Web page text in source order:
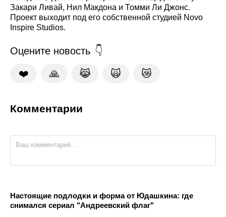
Закари Ливай, Нил Макдона и Томми Ли Джонс.
Проект выходит под его собственной студией Novo
Inspire Studios.
Оцените новость
❤️ 🙏 😹 🙀 😿
Комментарии
Настоящие подлодки и форма от Юдашкина: где
снимался сериал "Андреевский флаг"